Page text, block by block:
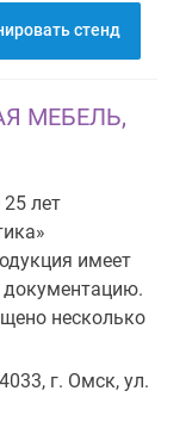
стенд
МЕБЕЛЬ,
25 лет
имеет
несколько
г. Омск, ул.